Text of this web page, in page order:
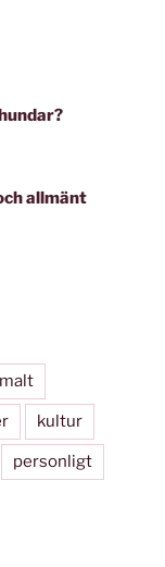
allmänt
kultur
personligt